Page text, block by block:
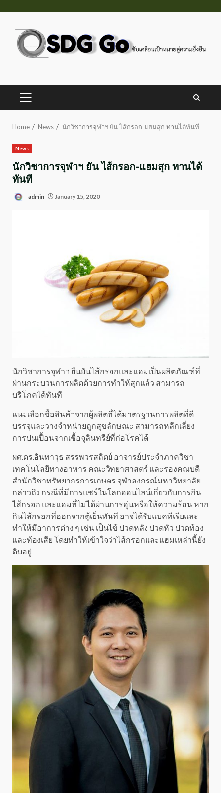
content
PRIMARY
Home News นักวิชาการจุฬาฯ ยัน ไส้กรอก-แฮมสุก ทานได้ทันที
News
นักวิชาการจุฬาฯ ยัน ไส้กรอก-แฮมสุก ทานได้
ทันที
admin January 15, 2020
นักวิชาการจุฬาฯ ยืนยันไส้กรอกและแฮมเป็นผลิตภัณฑ์ที่
ผ่านกระบวนการผลิตด้วยการทำให้สุกแล้ว สามารถ
บริโภคได้ทันที
แนะเลือกซื้อสินค้าจากผู้ผลิตที่ได้มาตรฐานการผลิตที่ดี
บรรจุและวางจำหน่ายถูกสุขลักษณะ สามารถหลีกเลี่ยง
การปนเปื้อนจากเชื้อจุลินทรีย์ที่ก่อโรคได้
ผศ.ดร.อินทาวุธ สรรพวรสถิตย์ อาจารย์ประจำภาควิชา
เทคโนโลยีทางอาหาร คณะวิทยาศาสตร์ และรองคณบดี
สำนักวิชาทรัพยากรการเกษตร จุฬาลงกรณ์มหาวิทยาลัย
กล่าวถึง กรณีที่มีการแชร์ในโลกออนไลน์เกี่ยวกับการกิน
ไส้กรอก และแฮมที่ไม่ได้ผ่านการอุ่นหรือให้ความร้อน หาก
กินไส้กรอกที่ออกจากตู้เย็นทันที อาจได้รับแบคทีเรียและ
ทำให้มีอาการต่าง ๆ เช่น เป็นไข้ ปวดหลัง ปวดหัว ปวดท้อง
และท้องเสีย โดยทำให้เข้าใจว่าไส้กรอกและแฮมเหล่านี้ยัง
ดิบอยู่